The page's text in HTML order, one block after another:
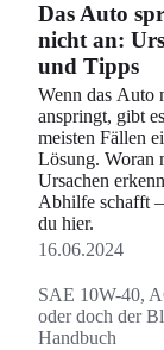
Das Auto
nicht an:
und Tipps
Wenn das Auto
anspringt, gibt
meisten Fällen
Lösung. Woran
Ursachen
Abhilfe schafft
du hier.
16.06.2024
SAE 10W-40,
oder doch der
Handbuch